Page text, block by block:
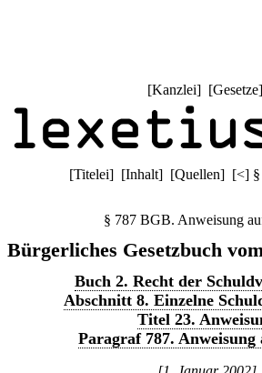
[Kanzlei] [Gesetze]
[Titelei] [Inhalt] [Quellen] [<]
§ 787 BGB. Anweisung
Bürgerliches Gesetzbuch
Buch 2. Recht der
Abschnitt 8. Einzelne
Titel 23.
Paragraf 787. Anweisung